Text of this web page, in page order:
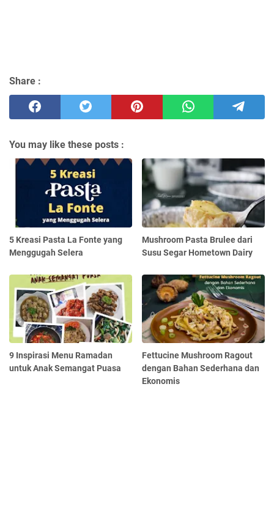
Share :
You may like these posts :
5 Kreasi Pasta La Fonte yang
Menggugah Selera
Mushroom Pasta Brulee dari
Susu Segar Hometown Dairy
9 Inspirasi Menu Ramadan
untuk Anak Semangat Puasa
Fettucine Mushroom Ragout
dengan Bahan Sederhana dan
Ekonomis